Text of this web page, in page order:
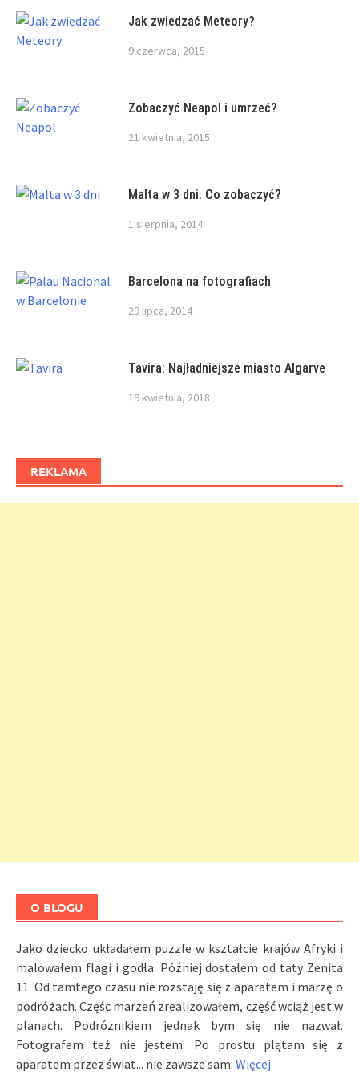
Jak zwiedzać Meteory?
9 czerwca, 2015
Zobaczyć Neapol i umrzeć?
21 kwietnia, 2015
Malta w 3 dni. Co zobaczyć?
1 sierpnia, 2014
Barcelona na fotografiach
29 lipca, 2014
Tavira: Najładniejsze miasto Algarve
19 kwietnia, 2018
REKLAMA
O BLOGU
Jako dziecko układałem puzzle w kształcie krajów Afryki i
malowałem flagi i godła. Później dostałem od taty Zenita
11. Od tamtego czasu nie rozstaję się z aparatem i marzę o
podróżach. Częśc marzeń zrealizowałem, część wciąż jest w
planach. Podróżnikiem jednak bym się nie nazwał.
Fotografem też nie jestem. Po prostu plątam się z
aparatem przez świat... nie zawsze sam. Więcej